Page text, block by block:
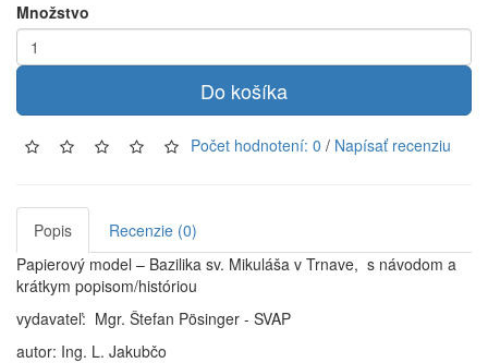
Množstvo
Do košíka
Počet hodnotení: 0 / Napísať recenziu
Popis
Recenzie (0)
Papierový model – Bazilika sv. Mikuláša v Trnave, s návodom a
krátkym popisom/históriou
vydavateľ: Mgr. Štefan Pösinger - SVAP
autor: Ing. L. Jakubčo